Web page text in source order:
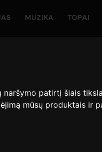
naršymo patirtį šiais
mūsų produktais ir
MUZIKA TOPAI